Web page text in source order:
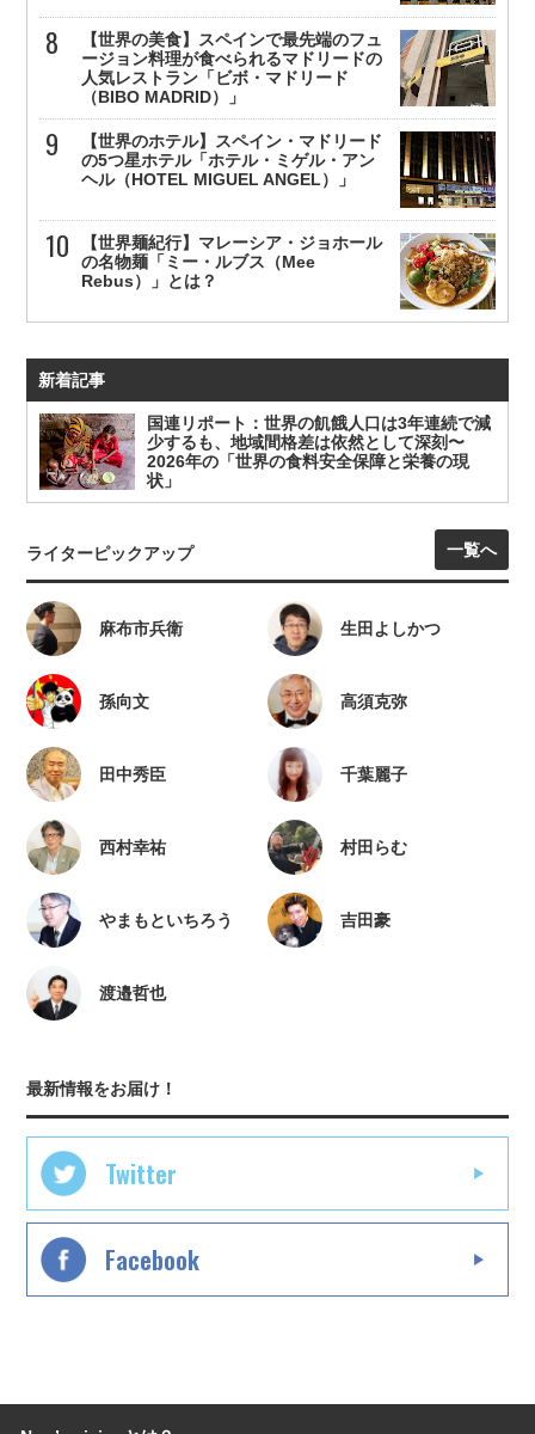
【世界の美食】スペインで最先端のフュ
ージョン料理が食べられるマドリードの
人気レストラン「ビボ・マドリード
（BIBO MADRID）」
【世界のホテル】スペイン・マドリード
の5つ星ホテル「ホテル・ミゲル・アン
ヘル（HOTEL MIGUEL ANGEL）」
【世界麺紀行】マレーシア・ジョホール
の名物麺「ミー・ルブス（Mee
Rebus）」とは？
新着記事
国連リポート：世界の飢餓人口は3年連続で減
少するも、地域間格差は依然として深刻〜
2026年の「世界の食料安全保障と栄養の現
状」
ライターピックアップ 一覧へ
麻布市兵衛 生田よしかつ
孫向文 高須克弥
田中秀臣 千葉麗子
西村幸祐 村田らむ
やまもといちろう 吉田豪
渡邉哲也
最新情報をお届け！
Twitter
Facebook